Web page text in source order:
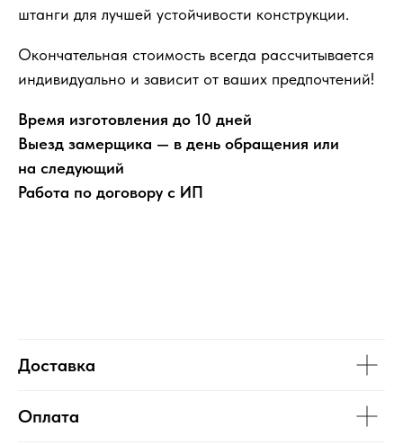
штанги для лучшей устойчивости конструкции.
Окончательная стоимость всегда рассчитывается
индивидуально и зависит от ваших предпочтений!
Время изготовления до 10 дней
Выезд замерщика — в день обращения или
на следующий
Работа по договору с ИП
Доставка
Оплата